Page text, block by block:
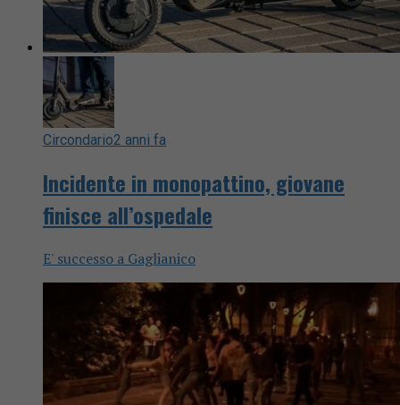
Circondario2 anni fa
Incidente in monopattino, giovane
finisce all’ospedale
E' successo a Gaglianico